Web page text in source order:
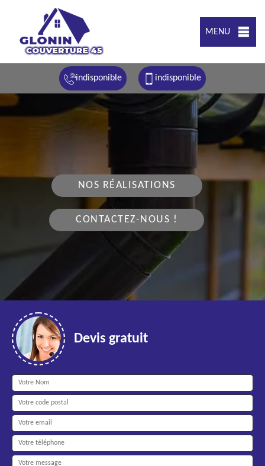
MENU
indisponible indisponible
NOS RÉALISATIONS
CONTACTEZ-NOUS !
Devis gratuit